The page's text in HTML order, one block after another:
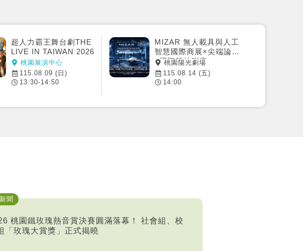
超人力霸王舞台劇THE
LIVE IN TAIWAN 2026
桃園展演中心
115.08.09 (日)
13:30-14:50
MIZAR 無人載具與人工
智慧國際商展×尖端論壇
×國際競技聯賽
桃園陽光劇場
115.08.14 (五)
14:00
聞
桃園鐵玫瑰熱音賞決賽圓滿落幕！ 社會組、校
「玫瑰大賞獎」正式揭曉